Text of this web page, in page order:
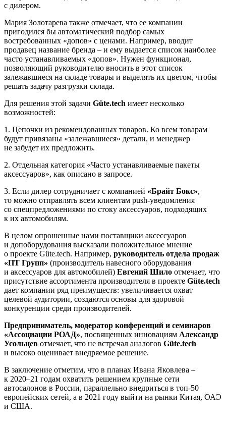
с дилером.
Мария Золотарева также отмечает, что ее компании
пригодился бы автоматический подбор самых
востребованных «допов» с ценами. Например, вводит
продавец название бренда – и ему выдается список наиболее
часто устанавливаемых «допов». Нужен функционал,
позволяющий руководителю вносить в этот список
залежавшиеся на складе товары и выделять их цветом, чтобы
решать задачу разгрузки склада.
Для решения этой задачи Güte.tech имеет несколько
возможностей:
1. Цепочки из рекомендованных товаров. Ко всем товарам
будут привязаны «залежавшиеся» детали, и менеджер
не забудет их предложить.
2. Отдельная категория «Часто устанавливаемые пакеты
аксессуаров», как описано в запросе.
3. Если дилер сотрудничает с компанией «Брайт Бокс»,
то можно отправлять всем клиентам push-уведомления
со спецпредложениями по стоку аксессуаров, подходящих
к их автомобилям.
В целом опрошенные нами поставщики аксессуаров
и допоборудования высказали положительное мнение
о проекте Güte.tech. Например, руководитель отдела продаж
«ПТ Групп» (производитель навесного оборудования
и аксессуаров для автомобилей) Евгений Шило отмечает, что
присутствие ассортимента производителя в проекте Güte.tech
дает компании ряд преимуществ: увеличивается охват
целевой аудитории, создаются основы для здоровой
конкуренции среди производителей.
Предприниматель, модератор конференций и семинаров
«Ассоциации РОАД», посвященных инновациям Александр
Усольцев отмечает, что не встречал аналогов Güte.tech
и высоко оценивает внедряемое решение.
В заключение отметим, что в планах Ивана Яковлева –
к 2020–21 годам охватить решением крупные сети
автосалонов в России, параллельно внедриться в топ-50
европейских сетей, а в 2021 году выйти на рынки Китая, ОАЭ
и США.